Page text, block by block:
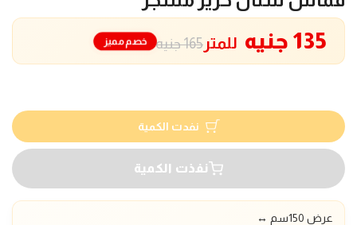
165 جنيه 135 جنيه للمتر خصم مميز
نفدت الكمية
نفذت الكمية
عرض 150سم
↔️